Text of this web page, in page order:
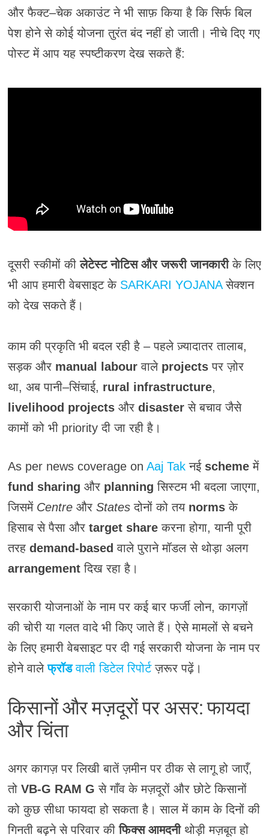
और फैक्ट–चेक अकाउंट ने भी साफ़ किया है कि सिर्फ बिल
पेश होने से कोई योजना तुरंत बंद नहीं हो जाती। नीचे दिए गए
पोस्ट में आप यह स्पष्टीकरण देख सकते हैं:
दूसरी स्कीमों कीलेटेस्ट नोटिस और जरूरी जानकारीके लिए
भी आप हमारी वेबसाइट के SARKARI YOJANAसेक्शन
को देख सकते हैं।
काम की प्रकृति भी बदल रही है – पहले ज़्यादातर तालाब,
सड़क और manual labourवाले projectsपर ज़ोर
था, अब पानी–सिंचाई, rural infrastructure,
livelihood projects और disasterसे बचाव जैसे
कामों को भी priority दी जा रही है।
As per news coverage on Aaj Takनई schemeमें
fund sharing और planning सिस्टम भी बदला जाएगा,
जिसमें Centre और Statesदोनों को तय normsके
हिसाब से पैसा और target shareकरना होगा, यानी पूरी
तरह demand-basedवाले पुराने मॉडल से थोड़ा अलग
arrangementदिख रहा है।
सरकारी योजनाओं के नाम पर कई बार फर्जी लोन, कागज़ों
की चोरी या गलत वादे भी किए जाते हैं। ऐसे मामलों से बचने
के लिए हमारी वेबसाइट पर दी गई सरकारी योजना के नाम पर
होने वालेफ्रॉडवाली डिटेल रिपोर्टज़रूर पढ़ें।
किसानों और मज़दूरों पर असर: फायदा
और चिंता
अगर कागज़ पर लिखी बातें ज़मीन पर ठीक से लागू हो जाएँ,
तो VB-G RAM G से गाँव के मज़दूरों और छोटे किसानों
को कुछ सीधा फायदा हो सकता है। साल में काम के दिनों की
गिनती बढ़ने से परिवार कीफिक्स आमदनीथोड़ी मज़बूत हो